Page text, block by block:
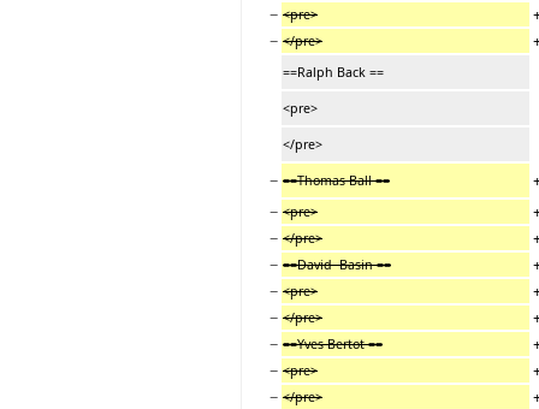
− <pre>
− </pre>
==Ralph Back ==
<pre>
</pre>
− ==Thomas Ball ==
− <pre>
− </pre>
− ==David Basin ==
− <pre>
− </pre>
− ==Yves Bertot ==
− <pre>
− </pre>